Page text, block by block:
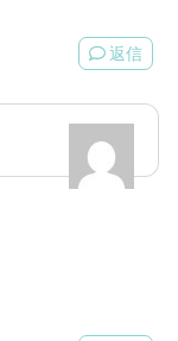
返信